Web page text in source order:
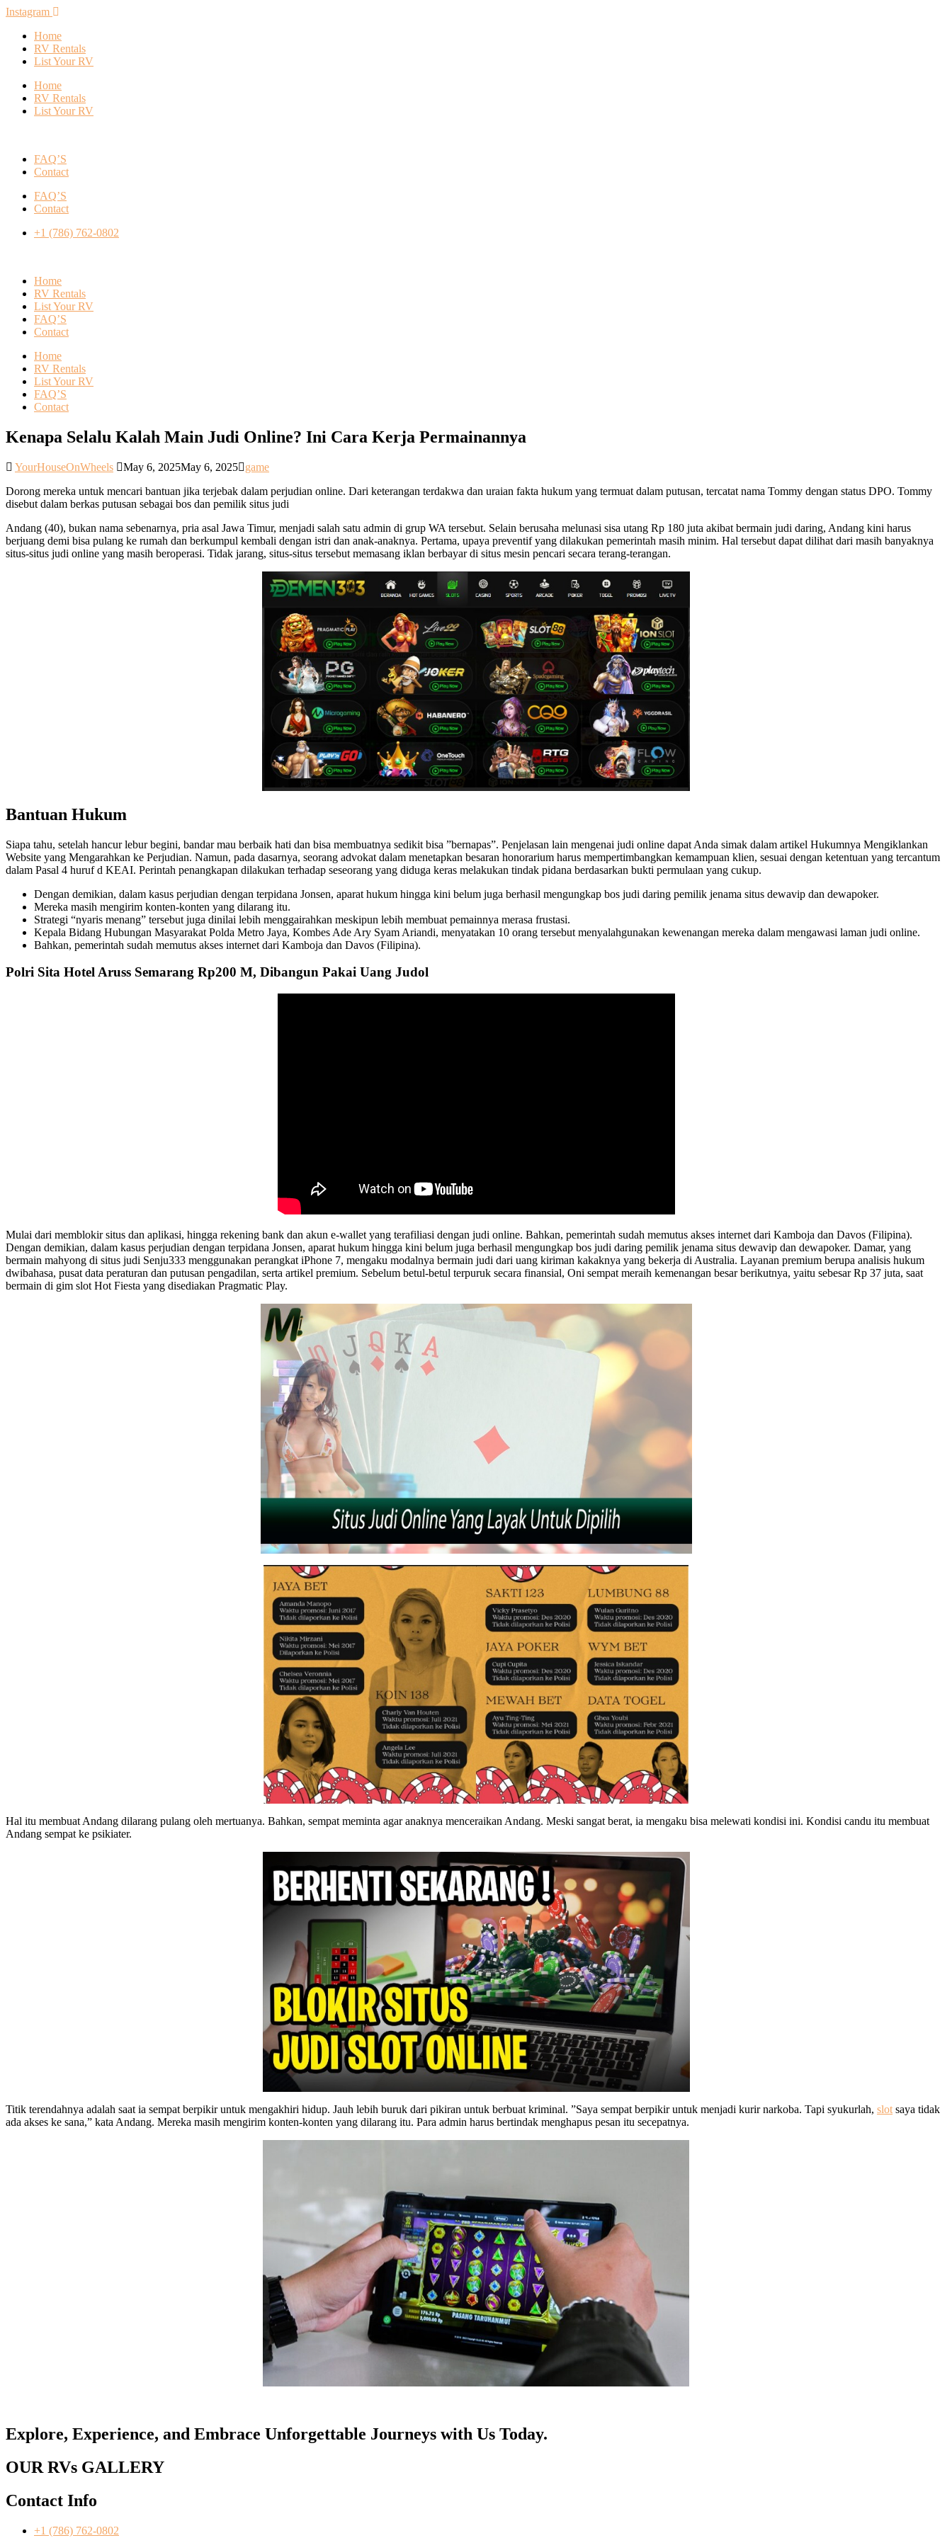
Instagram
Home
RV Rentals
List Your RV
Home
RV Rentals
List Your RV
FAQ’S
Contact
FAQ’S
Contact
+1 (786) 762-0802
Home
RV Rentals
List Your RV
FAQ’S
Contact
Home
RV Rentals
List Your RV
FAQ’S
Contact
Kenapa Selalu Kalah Main Judi Online? Ini Cara Kerja Permainannya
YourHouseOnWheels May 6, 2025May 6, 2025
game
Dorong mereka untuk mencari bantuan jika terjebak dalam perjudian online. Dari keterangan terdakwa dan uraian fakta hukum yang termuat dalam putusan, tercatat nama Tommy dengan status DPO. Tommy
disebut dalam berkas putusan sebagai bos dan pemilik situs judi
Andang (40), bukan nama sebenarnya, pria asal Jawa Timur, menjadi salah satu admin di grup WA tersebut. Selain berusaha melunasi sisa utang Rp 180 juta akibat bermain judi daring, Andang kini harus
berjuang demi bisa pulang ke rumah dan berkumpul kembali dengan istri dan anak-anaknya. Pertama, upaya preventif yang dilakukan pemerintah masih minim. Hal tersebut dapat dilihat dari masih banyaknya
situs-situs judi online yang masih beroperasi. Tidak jarang, situs-situs tersebut memasang iklan berbayar di situs mesin pencari secara terang-terangan.
Bantuan Hukum
Siapa tahu, setelah hancur lebur begini, bandar mau berbaik hati dan bisa membuatnya sedikit bisa ”bernapas”. Penjelasan lain mengenai judi online dapat Anda simak dalam artikel Hukumnya Mengiklankan
Website yang Mengarahkan ke Perjudian. Namun, pada dasarnya, seorang advokat dalam menetapkan besaran honorarium harus mempertimbangkan kemampuan klien, sesuai dengan ketentuan yang tercantum
dalam Pasal 4 huruf d KEAI. Perintah penangkapan dilakukan terhadap seseorang yang diduga keras melakukan tindak pidana berdasarkan bukti permulaan yang cukup.
Dengan demikian, dalam kasus perjudian dengan terpidana Jonsen, aparat hukum hingga kini belum juga berhasil mengungkap bos judi daring pemilik jenama situs dewavip dan dewapoker.
Mereka masih mengirim konten-konten yang dilarang itu.
Strategi “nyaris menang” tersebut juga dinilai lebih menggairahkan meskipun lebih membuat pemainnya merasa frustasi.
Kepala Bidang Hubungan Masyarakat Polda Metro Jaya, Kombes Ade Ary Syam Ariandi, menyatakan 10 orang tersebut menyalahgunakan kewenangan mereka dalam mengawasi laman judi online.
Bahkan, pemerintah sudah memutus akses internet dari Kamboja dan Davos (Filipina).
Polri Sita Hotel Aruss Semarang Rp200 M, Dibangun Pakai Uang Judol
Mulai dari memblokir situs dan aplikasi, hingga rekening bank dan akun e-wallet yang terafiliasi dengan judi online. Bahkan, pemerintah sudah memutus akses internet dari Kamboja dan Davos (Filipina).
Dengan demikian, dalam kasus perjudian dengan terpidana Jonsen, aparat hukum hingga kini belum juga berhasil mengungkap bos judi daring pemilik jenama situs dewavip dan dewapoker. Damar, yang
bermain mahyong di situs judi Senju333 menggunakan perangkat iPhone 7, mengaku modalnya bermain judi dari uang kiriman kakaknya yang bekerja di Australia. Layanan premium berupa analisis hukum
dwibahasa, pusat data peraturan dan putusan pengadilan, serta artikel premium. Sebelum betul-betul terpuruk secara finansial, Oni sempat meraih kemenangan besar berikutnya, yaitu sebesar Rp 37 juta, saat
bermain di gim slot Hot Fiesta yang disediakan Pragmatic Play.
Hal itu membuat Andang dilarang pulang oleh mertuanya. Bahkan, sempat meminta agar anaknya menceraikan Andang. Meski sangat berat, ia mengaku bisa melewati kondisi ini. Kondisi candu itu membuat
Andang sempat ke psikiater.
Titik terendahnya adalah saat ia sempat berpikir untuk mengakhiri hidup. Jauh lebih buruk dari pikiran untuk berbuat kriminal. ”Saya sempat berpikir untuk menjadi kurir narkoba. Tapi syukurlah, slot saya tidak
ada akses ke sana,” kata Andang. Mereka masih mengirim konten-konten yang dilarang itu. Para admin harus bertindak menghapus pesan itu secepatnya.
Explore, Experience, and Embrace Unforgettable Journeys with Us Today.
OUR RVs GALLERY
Contact Info
+1 (786) 762-0802